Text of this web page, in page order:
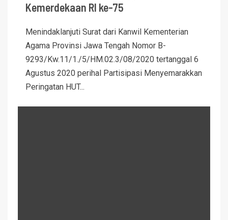
Kemerdekaan RI ke-75
Menindaklanjuti Surat dari Kanwil Kementerian
Agama Provinsi Jawa Tengah Nomor B-
9293/Kw.11/1./5/HM.02.3/08/2020 tertanggal 6
Agustus 2020 perihal Partisipasi Menyemarakkan
Peringatan HUT...